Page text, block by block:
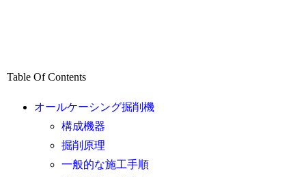
Table Of Contents
オールケーシング掘削機
構成機器
掘削原理
一般的な施工手順